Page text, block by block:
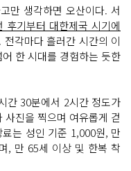
R
L
복
사
유
하
기
크
게
변
경
하
작
게
변
경
하
만 생각하면 오산이다. 서
후기부터 대한제국 시기에
전각마다 흘러간 시간의 이
한 시대를 경험하는 듯한
간 30분에서 2시간 정도가
진을 찍으며 여유롭게 걷
는 성인 기준 1,000원, 만
, 만 65세 이상 및 한복 착